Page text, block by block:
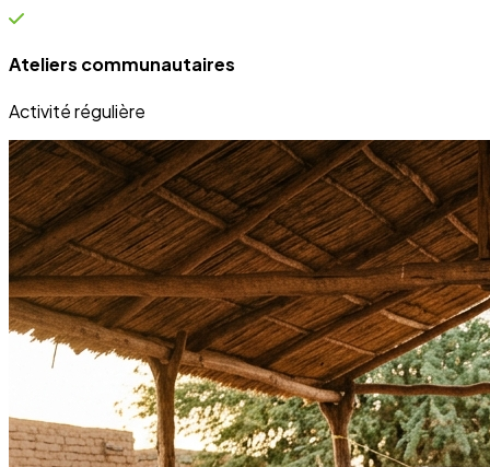
Ateliers communautaires
Activité régulière